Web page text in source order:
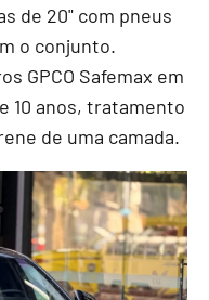
de 20" com pneus
o conjunto.
GPCO Safemax em
10 anos, tratamento
de uma camada.